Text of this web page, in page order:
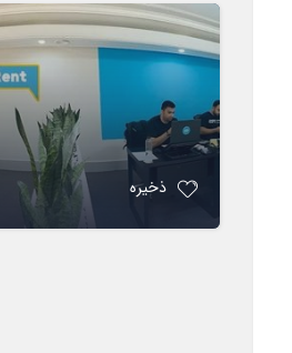
ذخیره